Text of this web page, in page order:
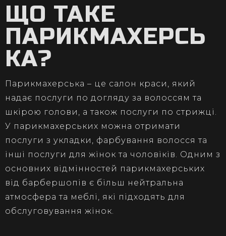
ЩО ТАКЕ
ПАРИКМАХЕРСЬ
КА?
Парикмахерська – це салон краси, який
надає послуги по догляду за волоссям та
шкірою голови, а також послуги по стрижці.
У парикмахерських можна отримати
послуги з укладки, фарбування волосся та
інші послуги для жінок та чоловіків. Одним з
основних відмінностей парикмахерських
від барбершопів є більш нейтральна
атмосфера та меблі, які підходять для
обслуговування жінок.